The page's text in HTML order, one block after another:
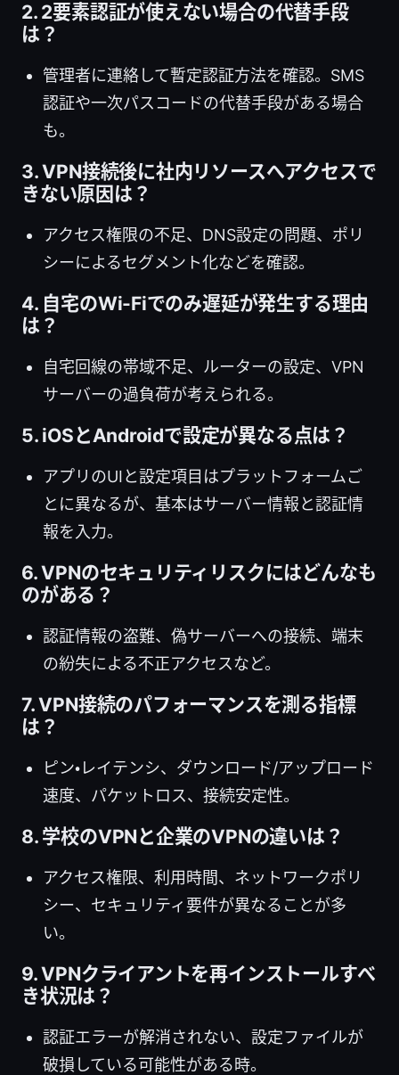
2. 2要素認証が使えない場合の代替手段
は？
管理者に連絡して暫定認証方法を確認。SMS
認証や一次パスコードの代替手段がある場合
も。
3. VPN接続後に社内リソースへアクセスで
きない原因は？
アクセス権限の不足、DNS設定の問題、ポリ
シーによるセグメント化などを確認。
4. 自宅のWi-Fiでのみ遅延が発生する理由
は？
自宅回線の帯域不足、ルーターの設定、VPN
サーバーの過負荷が考えられる。
5. iOSとAndroidで設定が異なる点は？
アプリのUIと設定項目はプラットフォームご
とに異なるが、基本はサーバー情報と認証情
報を入力。
6. VPNのセキュリティリスクにはどんなも
のがある？
認証情報の盗難、偽サーバーへの接続、端末
の紛失による不正アクセスなど。
7. VPN接続のパフォーマンスを測る指標
は？
ピン・レイテンシ、ダウンロード/アップロード
速度、パケットロス、接続安定性。
8. 学校のVPNと企業のVPNの違いは？
アクセス権限、利用時間、ネットワークポリ
シー、セキュリティ要件が異なることが多
い。
9. VPNクライアントを再インストールすべ
き状況は？
認証エラーが解消されない、設定ファイルが
破損している可能性がある時。